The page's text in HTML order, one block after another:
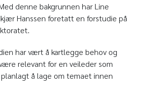
denne bakgrunnen har Line
Hanssen foretatt en forstudie på
har vært å kartlegge behov og
relevant for en veileder som
å lage om temaet innen